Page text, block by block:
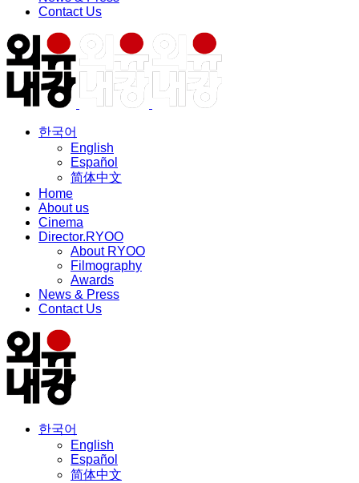
Contact Us
한국어
English
Español
简体中文
Home
About us
Cinema
Director.RYOO
About RYOO
Filmography
Awards
News & Press
Contact Us
한국어
English
Español
简体中文